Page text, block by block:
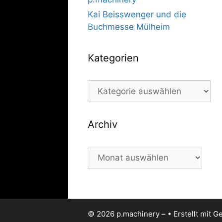
Kai Beisswenger und die
Buchmesse Mülheim
Kategorien
Kategorien
Archiv
Archiv
© 2026 p.machinery – • Erstellt mit